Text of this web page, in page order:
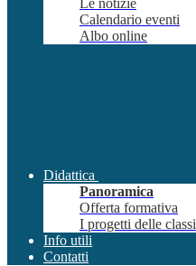
Le notizie
Calendario eventi
Albo online
Didattica
Panoramica
Offerta formativa
I progetti delle classi
Info utili
Contatti